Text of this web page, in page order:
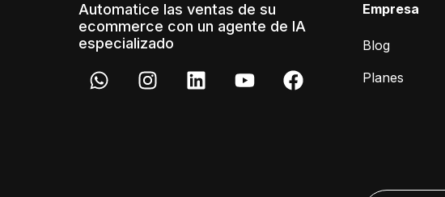
Automatice las ventas de su
ecommerce con un agente de IA
especializado
Empresa
Blog
Planes